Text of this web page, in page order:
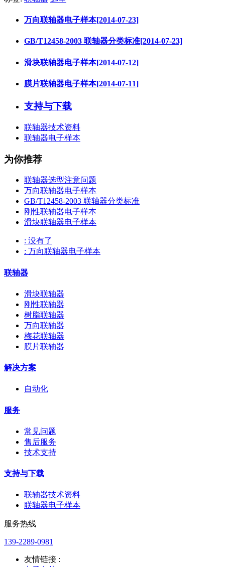
万向联轴器电子样本[2014-07-23]
GB/T12458-2003 联轴器分类标准[2014-07-23]
滑块联轴器电子样本[2014-07-12]
膜片联轴器电子样本[2014-07-11]
支持与下载
联轴器技术资料
联轴器电子样本
为你推荐
联轴器选型注意问题
万向联轴器电子样本
GB/T12458-2003 联轴器分类标准
刚性联轴器电子样本
滑块联轴器电子样本
: 没有了
: 万向联轴器电子样本
联轴器
滑块联轴器
刚性联轴器
树脂联轴器
万向联轴器
梅花联轴器
膜片联轴器
解决方案
自动化
服务
常见问题
售后服务
技术支持
支持与下载
联轴器技术资料
联轴器电子样本
服务热线
139-2289-0981
友情链接 :